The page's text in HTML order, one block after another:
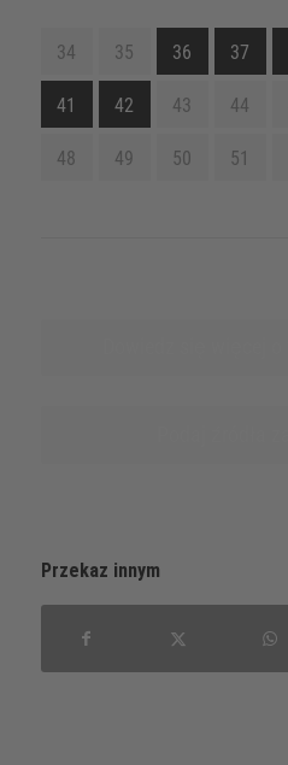
34 35 36 37
41 42 43 44
48 49 50 51
Przekaz innym